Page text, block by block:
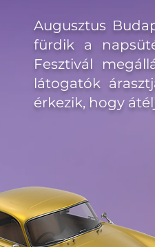
Augusztus
fürdik a
Fesztivál
látogatók
érkezik, hogy